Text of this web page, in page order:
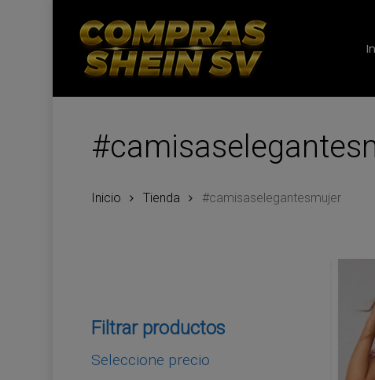
Inicio Tienda #camisaselegantesmujer
Filtrar productos
Seleccione precio